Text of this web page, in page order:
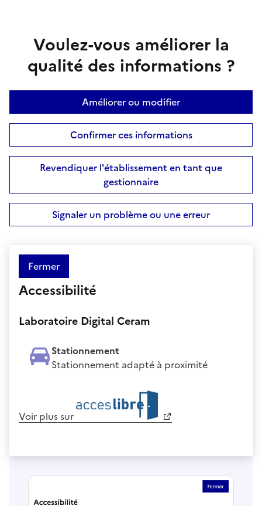
Voulez-vous améliorer la
qualité des informations ?
Améliorer ou modifier
Confirmer ces informations
Revendiquer l'établissement en tant que
gestionnaire
Signaler un problème ou une erreur
Fermer
Accessibilité
Laboratoire Digital Ceram
Stationnement
Stationnement adapté à proximité
Voir plus sur